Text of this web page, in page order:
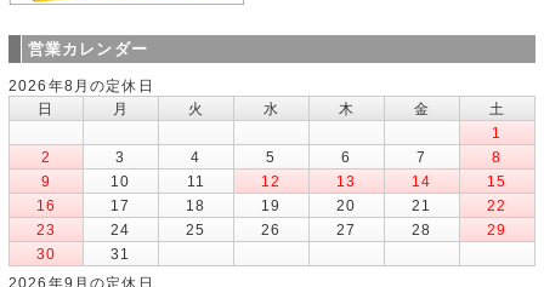
営業カレンダー
2026年8月の定休日
日
月 火 水 木 金
土
1
2
3 4 5 6 7
8
9
10 11 12 13 14
15
16
17 18 19 20 21
22
23
24 25 26 27 28
29
30
31
2026年9月の定休日